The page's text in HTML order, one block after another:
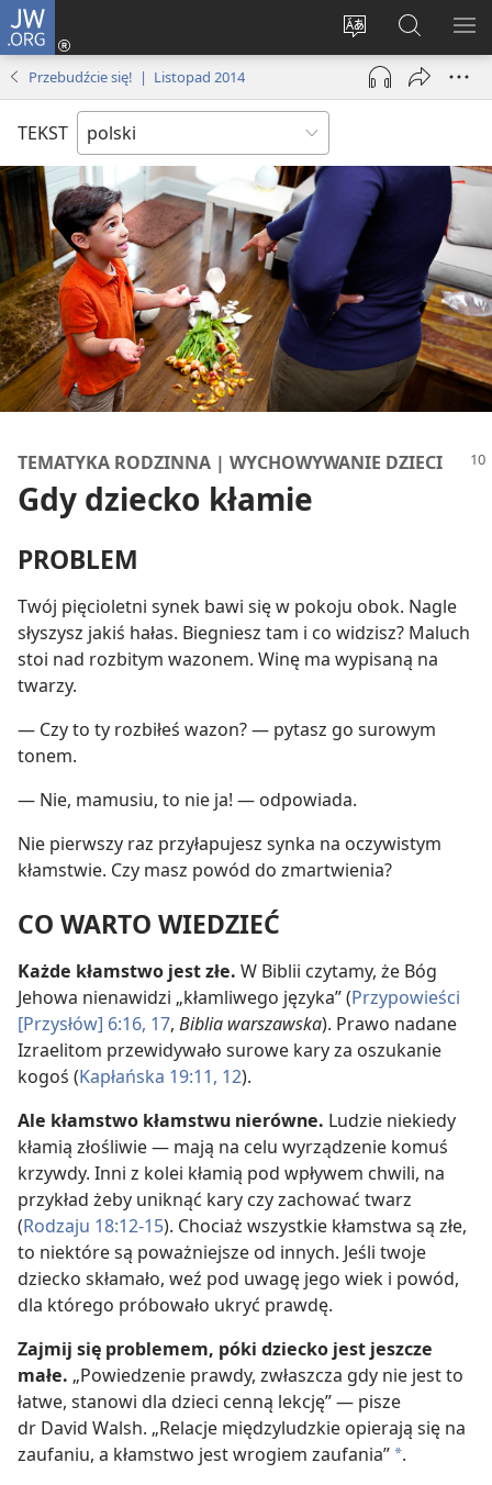
JW.ORG
Wybór
języka
Logowanie
(opens
window)
Szukaj
na
JW.ORG
Przebudźcie się! | Listopad 2014
TEKST
TEMATYKA RODZINNA | WYCHOWYWANIE DZIECI
Gdy dziecko kłamie
PROBLEM
Twój pięcioletni synek bawi się w pokoju obok. Nagle
słyszysz jakiś hałas. Biegniesz tam i co widzisz? Maluch
stoi nad rozbitym wazonem. Winę ma wypisaną na
twarzy.
— Czy to ty rozbiłeś wazon? — pytasz go surowym
tonem.
— Nie, mamusiu, to nie ja! — odpowiada.
Nie pierwszy raz przyłapujesz synka na oczywistym
kłamstwie. Czy masz powód do zmartwienia?
CO WARTO WIEDZIEĆ
Każde kłamstwo jest złe. W Biblii czytamy, że Bóg
Jehowa nienawidzi „kłamliwego języka” (Przypowieści
[Przysłów] 6:16, 17, Biblia warszawska). Prawo nadane
Izraelitom przewidywało surowe kary za oszukanie
kogoś (Kapłańska 19:11, 12).
Ale kłamstwo kłamstwu nierówne. Ludzie niekiedy
kłamią złośliwie — mają na celu wyrządzenie komuś
krzywdy. Inni z kolei kłamią pod wpływem chwili, na
przykład żeby uniknąć kary czy zachować twarz
(Rodzaju 18:12-15). Chociaż wszystkie kłamstwa są złe,
to niektóre są poważniejsze od innych. Jeśli twoje
dziecko skłamało, weź pod uwagę jego wiek i powód,
dla którego próbowało ukryć prawdę.
Zajmij się problemem, póki dziecko jest jeszcze
małe. „Powiedzenie prawdy, zwłaszcza gdy nie jest to
łatwe, stanowi dla dzieci cenną lekcję” — pisze
dr David Walsh. „Relacje międzyludzkie opierają się na
zaufaniu, a kłamstwo jest wrogiem zaufania” a.